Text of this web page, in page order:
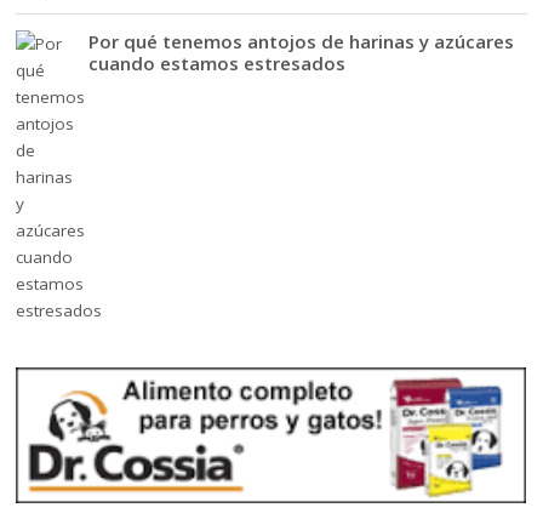
Por qué tenemos antojos de harinas y azúcares
cuando estamos estresados